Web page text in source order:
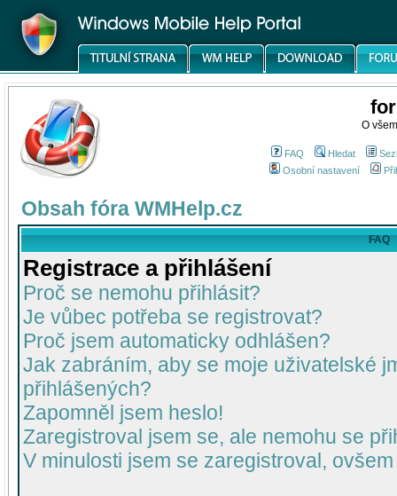
O
FAQ Hledat
Osobní nastavení
Obsah fóra WMHelp.cz
FAQ
Registrace a přihlášení
Proč se nemohu přihlásit?
Je vůbec potřeba se registrovat?
Proč jsem automaticky odhlášen?
Jak zabráním, aby se moje uživatelské
přihlášených?
Zapomněl jsem heslo!
Zaregistroval jsem se, ale nemohu se
V minulosti jsem se zaregistroval,